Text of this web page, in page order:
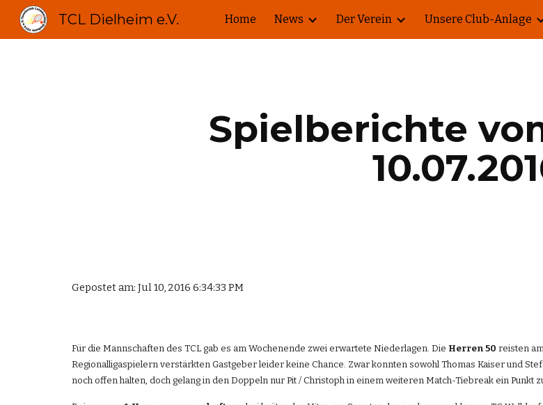
Skip to main content
TCL Dielheim e.V. Home News Der Verein Unsere Club-Anlage
Spielberichte
Gepostet am: Jul 10, 2016 6:34:33 PM
Für die Mannschaften des TCL gab es am Wochenende zwei erwartete Niederlagen. Die Herren 50 reisten
Regionalligaspielern verstärkten Gastgeber leider keine Chance. Zwar konnten sowohl Thomas Kaiser und
noch offen halten, doch gelang in den Doppeln nur Pit / Christoph in einem weiteren Match-Tiebreak ein Punkt